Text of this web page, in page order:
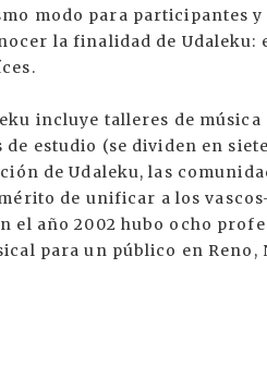
modo para participantes
la finalidad de Udaleku:
incluye talleres de
estudio (se dividen en
de Udaleku, las
de unificar a los
el año 2002 hubo ocho
para un público en Reno,